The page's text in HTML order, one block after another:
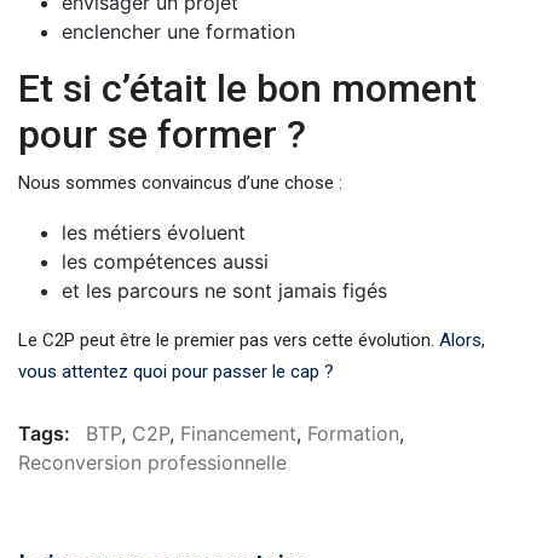
enclencher une formation
Et si c’était le bon moment
pour se former ?
Nous sommes convaincus d’une chose :
les métiers évoluent
les compétences aussi
et les parcours ne sont jamais figés
Le C2P peut être le premier pas vers cette évolution. Alors,
vous attentez quoi pour passer le cap ?
Tags: BTP, C2P, Financement, Formation,
Reconversion professionnelle